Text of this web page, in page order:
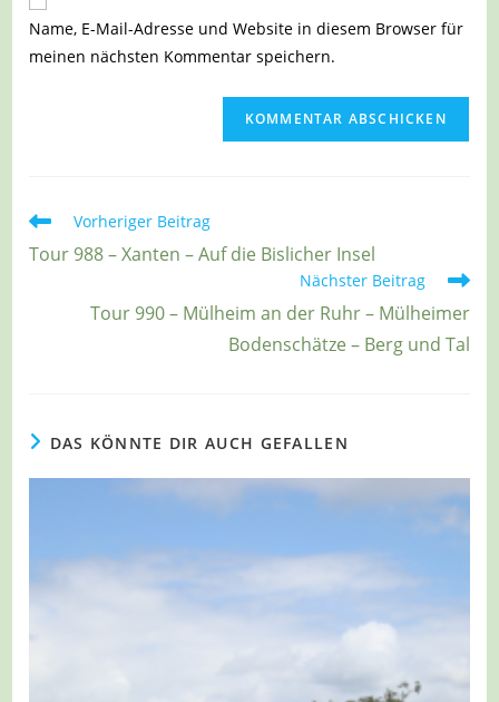
zum
Kommentieren
ein
URL
Name, E-Mail-Adresse und Website in diesem Browser für
meinen nächsten Kommentar speichern.
Weitere
ansehen
Vorheriger Beitrag
Tour 988 – Xanten – Auf die Bislicher Insel
Nächster Beitrag
Tour 990 – Mülheim an der Ruhr – Mülheimer
Bodenschätze – Berg und Tal
DAS KÖNNTE DIR AUCH GEFALLEN